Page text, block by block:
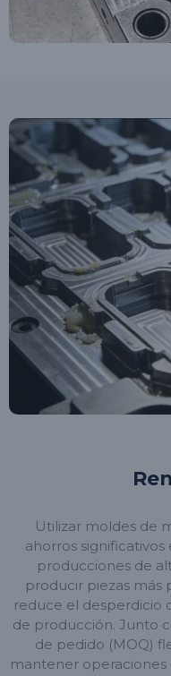
Utilizar moldes de
ahorros
producciones de
producir piezas más
reduce el desperdicio
de producción. Junto
de pedido (MOQ)
mantener